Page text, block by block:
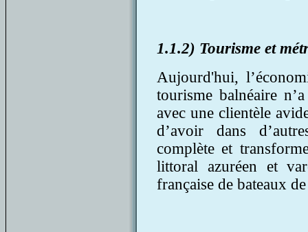
1.1.2) Tourisme et
Aujourd'hui,
tourisme balnéaire
avec une clientèle
d’avoir dans
complète et
littoral azuréen et
française de bateaux